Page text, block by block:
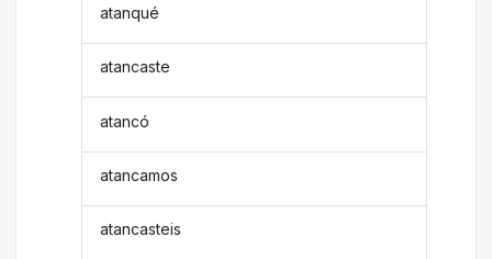
atanqué
atancaste
atancó
atancamos
atancasteis